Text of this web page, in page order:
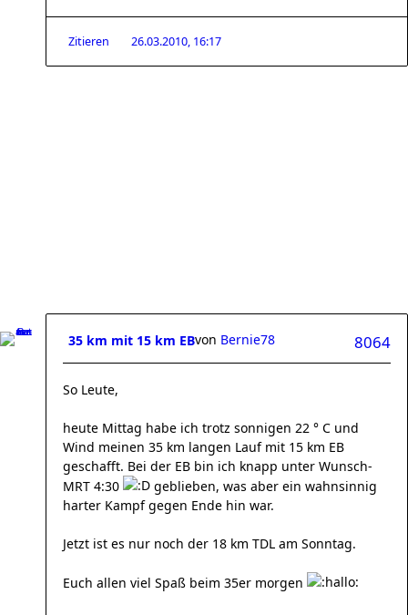
Zitieren 26.03.2010, 16:17
35 km mit 15 km EB 8064
von Bernie78
So Leute,
heute Mittag habe ich trotz sonnigen 22 ° C und
Wind meinen 35 km langen Lauf mit 15 km EB
geschafft. Bei der EB bin ich knapp unter Wunsch-
MRT 4:30
geblieben, was aber ein wahnsinnig
harter Kampf gegen Ende hin war.
Jetzt ist es nur noch der 18 km TDL am Sonntag.
Euch allen viel Spaß beim 35er morgen